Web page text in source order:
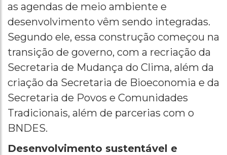
as agendas de meio ambiente e
desenvolvimento vêm sendo integradas.
Segundo ele, essa construção começou na
transição de governo, com a recriação da
Secretaria de Mudança do Clima, além da
criação da Secretaria de Bioeconomia e da
Secretaria de Povos e Comunidades
Tradicionais, além de parcerias com o
BNDES.
Desenvolvimento sustentável e